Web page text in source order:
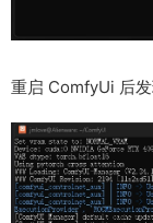
重启 ComfyUi 后